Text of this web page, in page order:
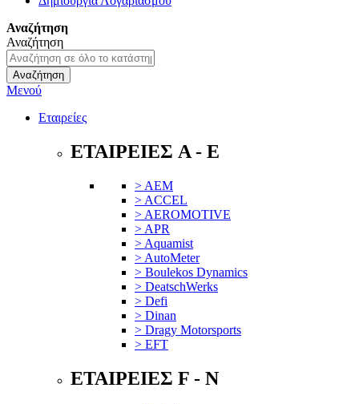
Αναζήτηση
Αναζήτηση
Αναζήτηση
Μενού
Εταιρείες
ΕΤΑΙΡΕΙΕΣ A - E
> AEM
> ACCEL
> AEROMOTIVE
> APR
> Aquamist
> AutoMeter
> Boulekos Dynamics
> DeatschWerks
> Defi
> Dinan
> Dragy Motorsports
> EFT
ΕΤΑΙΡΕΙΕΣ F - N